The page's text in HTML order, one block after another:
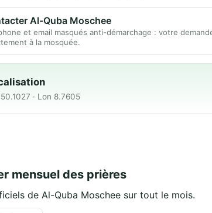
Al-Quba Moschee
et email masqués anti-démarchage : votre
à la mosquée.
· Lon 8.7605
mensuel des prières
de Al-Quba Moschee sur tout le mois.